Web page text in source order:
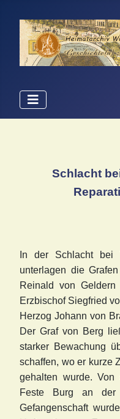
Schlacht
In der Schlacht bei
unterlagen die
Reinald von
Erzbischof Siegfried
Herzog Johann von
Der Graf von Berg
starker Bewachung
schaffen, wo er kurze
gehalten wurde.
Feste Burg an der
Gefangenschaft